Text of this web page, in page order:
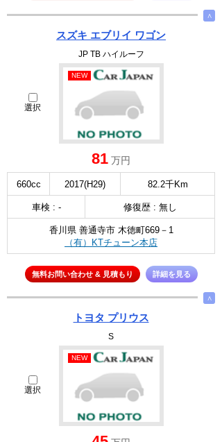
∧
スズキ エブリイ ワゴン
JP TB ハイルーフ
選択
NEW
81 万円
660cc 2017(H29) 82.2千Km
車検 : - 修復歴 : 無し
香川県 善通寺市 木徳町669－1
（有）KTチューン本店
無料お問い合わせ & 見積もり 詳細を見る
∧
トヨタ プリウス
S
選択
NEW